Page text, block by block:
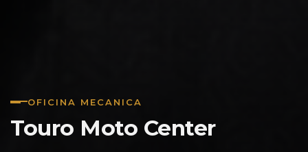
OFICINA MECANICA
Touro Moto Center